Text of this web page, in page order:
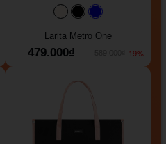
#faf0e6#000000
Larita Metro One
479.000₫
-19%